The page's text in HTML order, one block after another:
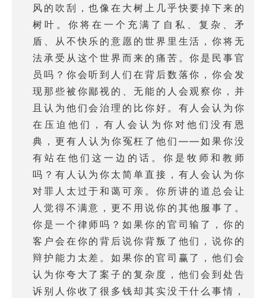
风的吹刮，也像在大树上几乎快要掉下来的
树叶。你将在一个充满了自私、复杂、矛
盾、从不快乐的意愿的世界里生活，你将无
法承受从这个世界而来的痛苦。你是民事官
员吗？你会听到人们在背后数落你，你会发
现那些被你鄙视的、无能的人会观察你，并
且认为他们会治理的比你好。有人会认为你
在压迫他们，有人会认为你对他们没有恩
典，更有人认为你冤枉了他们——如果你没
有站在他们这一边的话。你是牧师和教师
吗？有人认为你太简单直接，有人会认为你
对罪人太过于和蔼可亲。你所讲的道总会让
人觉得不满意，更不用说你的其他服事了。
你是一个律师吗？如果你的官司输了，你的
客户会在你的背后说你背叛了他们，说你的
辩护能力太差。如果你的官司赢了，他们会
认为你夸大了案子的复杂度，他们会到处告
诉别人你收了很多钱却其实没干什么事情，